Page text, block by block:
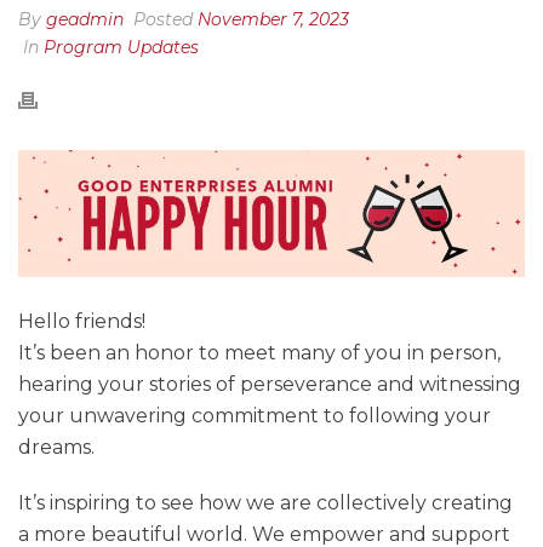
By geadmin Posted November 7, 2023
In Program Updates
Hello friends!
It’s been an honor to meet many of you in person,
hearing your stories of perseverance and witnessing
your unwavering commitment to following your
dreams.
It’s inspiring to see how we are collectively creating
a more beautiful world. We empower and support